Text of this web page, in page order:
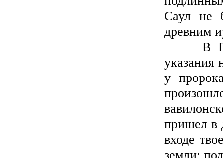
Саул не
древним
В
указания
у
пришел в
входе
земли;